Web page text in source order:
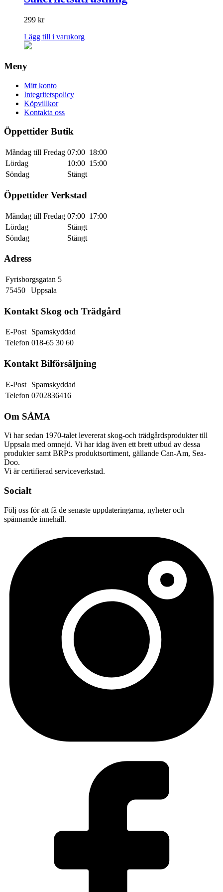
299 kr
Lägg till i varukorg
Meny
Mitt konto
Integritetspolicy
Köpvillkor
Kontakta oss
Öppettider Butik
Måndag till Fredag 07:00 18:00
Lördag
10:00 15:00
Söndag
Stängt
Öppettider Verkstad
Måndag till Fredag 07:00 17:00
Lördag
Stängt
Söndag
Stängt
Adress
Fyrisborgsgatan 5
75450
Uppsala
Kontakt Skog och Trädgård
E-Post
Spamskyddad
Telefon 018-65 30 60
Kontakt Bilförsäljning
E-Post
Spamskyddad
Telefon 0702836416
Om SÅMA
Vi har sedan 1970-talet levererat skog-och trädgårdsprodukter till
Uppsala med omnejd. Vi har idag även ett brett utbud av dessa
produkter samt BRP:s produktsortiment, gällande Can-Am, Sea-
Doo.
Vi är certifierad serviceverkstad.
Socialt
Följ oss för att få de senaste uppdateringarna, nyheter och
spännande innehåll.